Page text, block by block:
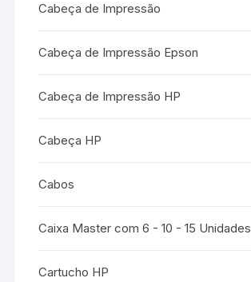
Cabeça de Impressão
Cabeça de Impressão Epson
Cabeça de Impressão HP
Cabeça HP
Cabos
Caixa Master com 6 - 10 - 15 Unidades
Cartucho HP